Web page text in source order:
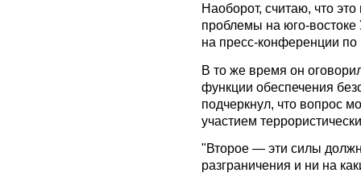
Наоборот, считаю, что
проблемы на юго-
на пресс-конференции
В то же время он
функции обеспечения
подчеркнул, что вопрос
участием
"Второе — эти силы
разграничения и ни на